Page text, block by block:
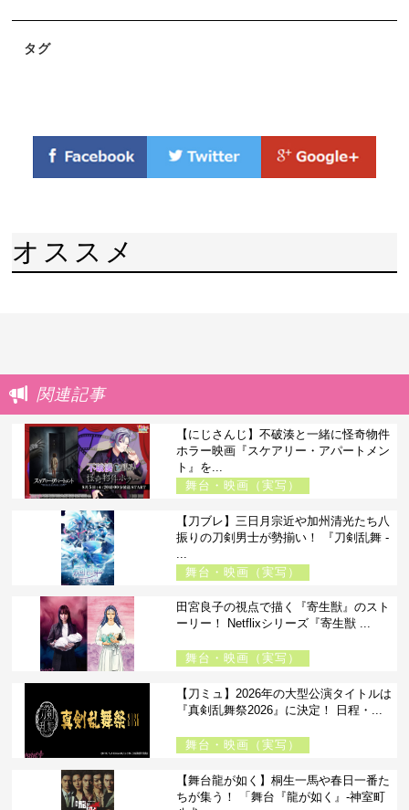
タグ
オススメ
関連記事
【にじさんじ】不破湊と一緒に怪奇物件
ホラー映画『スケアリー・アパートメン
ト』を...
舞台・映画（実写）
【刀ブレ】三日月宗近や加州清光たち八
振りの刀剣男士が勢揃い！ 『刀剣乱舞 -
舞台・映画（実写）
田宮良子の視点で描く『寄生獣』のスト
ーリー！ Netflixシリーズ『寄生獣 ...
舞台・映画（実写）
【刀ミュ】2026年の大型公演タイトルは
『真剣乱舞祭2026』に決定！ 日程・...
舞台・映画（実写）
【舞台龍が如く】桐生一馬や春日一番た
ちが集う！ 「舞台『龍が如く』-神室町